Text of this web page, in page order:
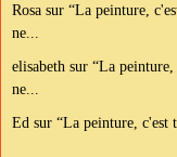
Rosa sur “La peinture,
ne...
elisabeth sur “La
ne...
Ed sur “La peinture, c'est